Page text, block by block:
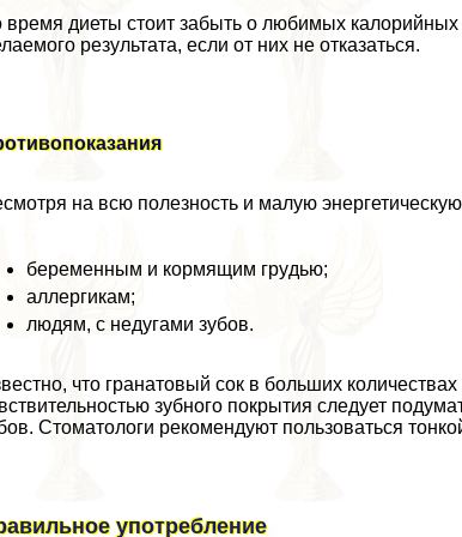
время диеты стоит забыть о любимых калорийных
результата, если от них не отказаться.
на всю полезность и малую
беременным и кормящим гpyдью;
аллергикам;
людям, с недугами зубов.
что гранатовый сок в больших
зубного покрытия следует
Стоматологи рекомендуют пользоваться
употрeбление